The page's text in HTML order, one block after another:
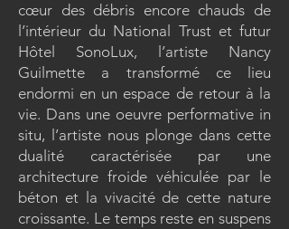
cœur des débris encore chauds de
l’intérieur du National Trust et futur
Hôtel SonoLux, l’artiste Nancy
Guilmette a transformé ce lieu
endormi en un espace de retour à la
vie. Dans une oeuvre performative in
situ, l’artiste nous plonge dans cette
dualité caractérisée par une
architecture froide véhiculée par le
béton et la vivacité de cette nature
croissante. Le temps reste en suspens